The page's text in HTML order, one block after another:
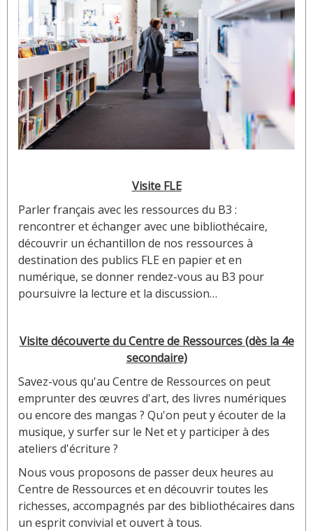
Visite FLE
Parler français avec les ressources du B3 :
rencontrer et échanger avec une bibliothécaire,
découvrir un échantillon de nos ressources à
destination des publics FLE en papier et en
numérique, se donner rendez-vous au B3 pour
poursuivre la lecture et la discussion…
Visite découverte du Centre de Ressources (dès la 4e
secondaire)
Savez-vous qu'au Centre de Ressources on peut
emprunter des œuvres d'art, des livres numériques
ou encore des mangas ? Qu'on peut y écouter de la
musique, y surfer sur le Net et y participer à des
ateliers d'écriture ?
Nous vous proposons de passer deux heures au
Centre de Ressources et en découvrir toutes les
richesses, accompagnés par des bibliothécaires dans
un esprit convivial et ouvert à tous.